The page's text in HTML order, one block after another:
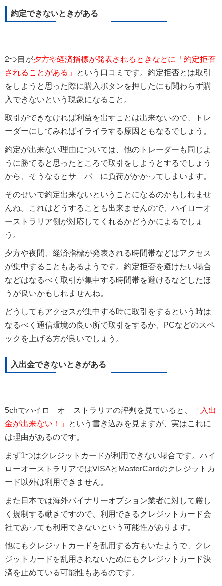
約定できないときがある
2つ目が夕方や経済指標が発表されるときなどに「約定拒否
されることがある」
という口コミです。約定拒否とは取引
をしようと思った際に購入ボタンを押したにも関わらず購
入できないという現象になること。
取引ができなければ利益を出すことは出来ないので、トレ
ーダーにしてみればイライラする原因ともなるでしょう。
約定が出来ない理由については、他のトレーダーも同じよ
うに勝てると思ったところで取引をしようとするでしょう
から、そうなるとサーバーに負荷がかかってしまいます。
そのせいで約定出来ないということになるのかもしれませ
んね。これはどうすることも出来ませんので、ハイローオ
ーストラリア側が対応してくれるかどうかによるでしょ
う。
夕方や夜間、経済指標が発表される時間帯などはアクセス
が集中することもあるようです。約定拒否を避けたい場合
などはなるべく取引が集中する時間帯を避けるなどしたほ
うが良いかもしれませんね。
どうしてもアクセスが集中する時に取引をするという時は
なるべく通信環境の良い所で取引をするか、PCなどのスペ
ックを上げる方が良いでしょう。
入出金できないときがある
5chでハイローオーストラリアの評判を見ていると、
「入出
金が出来ない！」
という書き込みを見ますが、実はこれに
は理由があるのです。
まず1つはクレジットカードが利用できない場合です。ハイ
ローオーストラリアではVISAとMasterCardのクレジットカ
ード以外は利用できません。
また日本では海外バイナリーオプション業者に対して厳し
く規制する動きですので、利用できるクレジットカード会
社であっても利用できないという可能性があります。
他にもクレジットカードを乱用する方もいたようで、クレ
ジットカードを乱用されないためにもクレジットカード決
済を止めている可能性もあるのです。